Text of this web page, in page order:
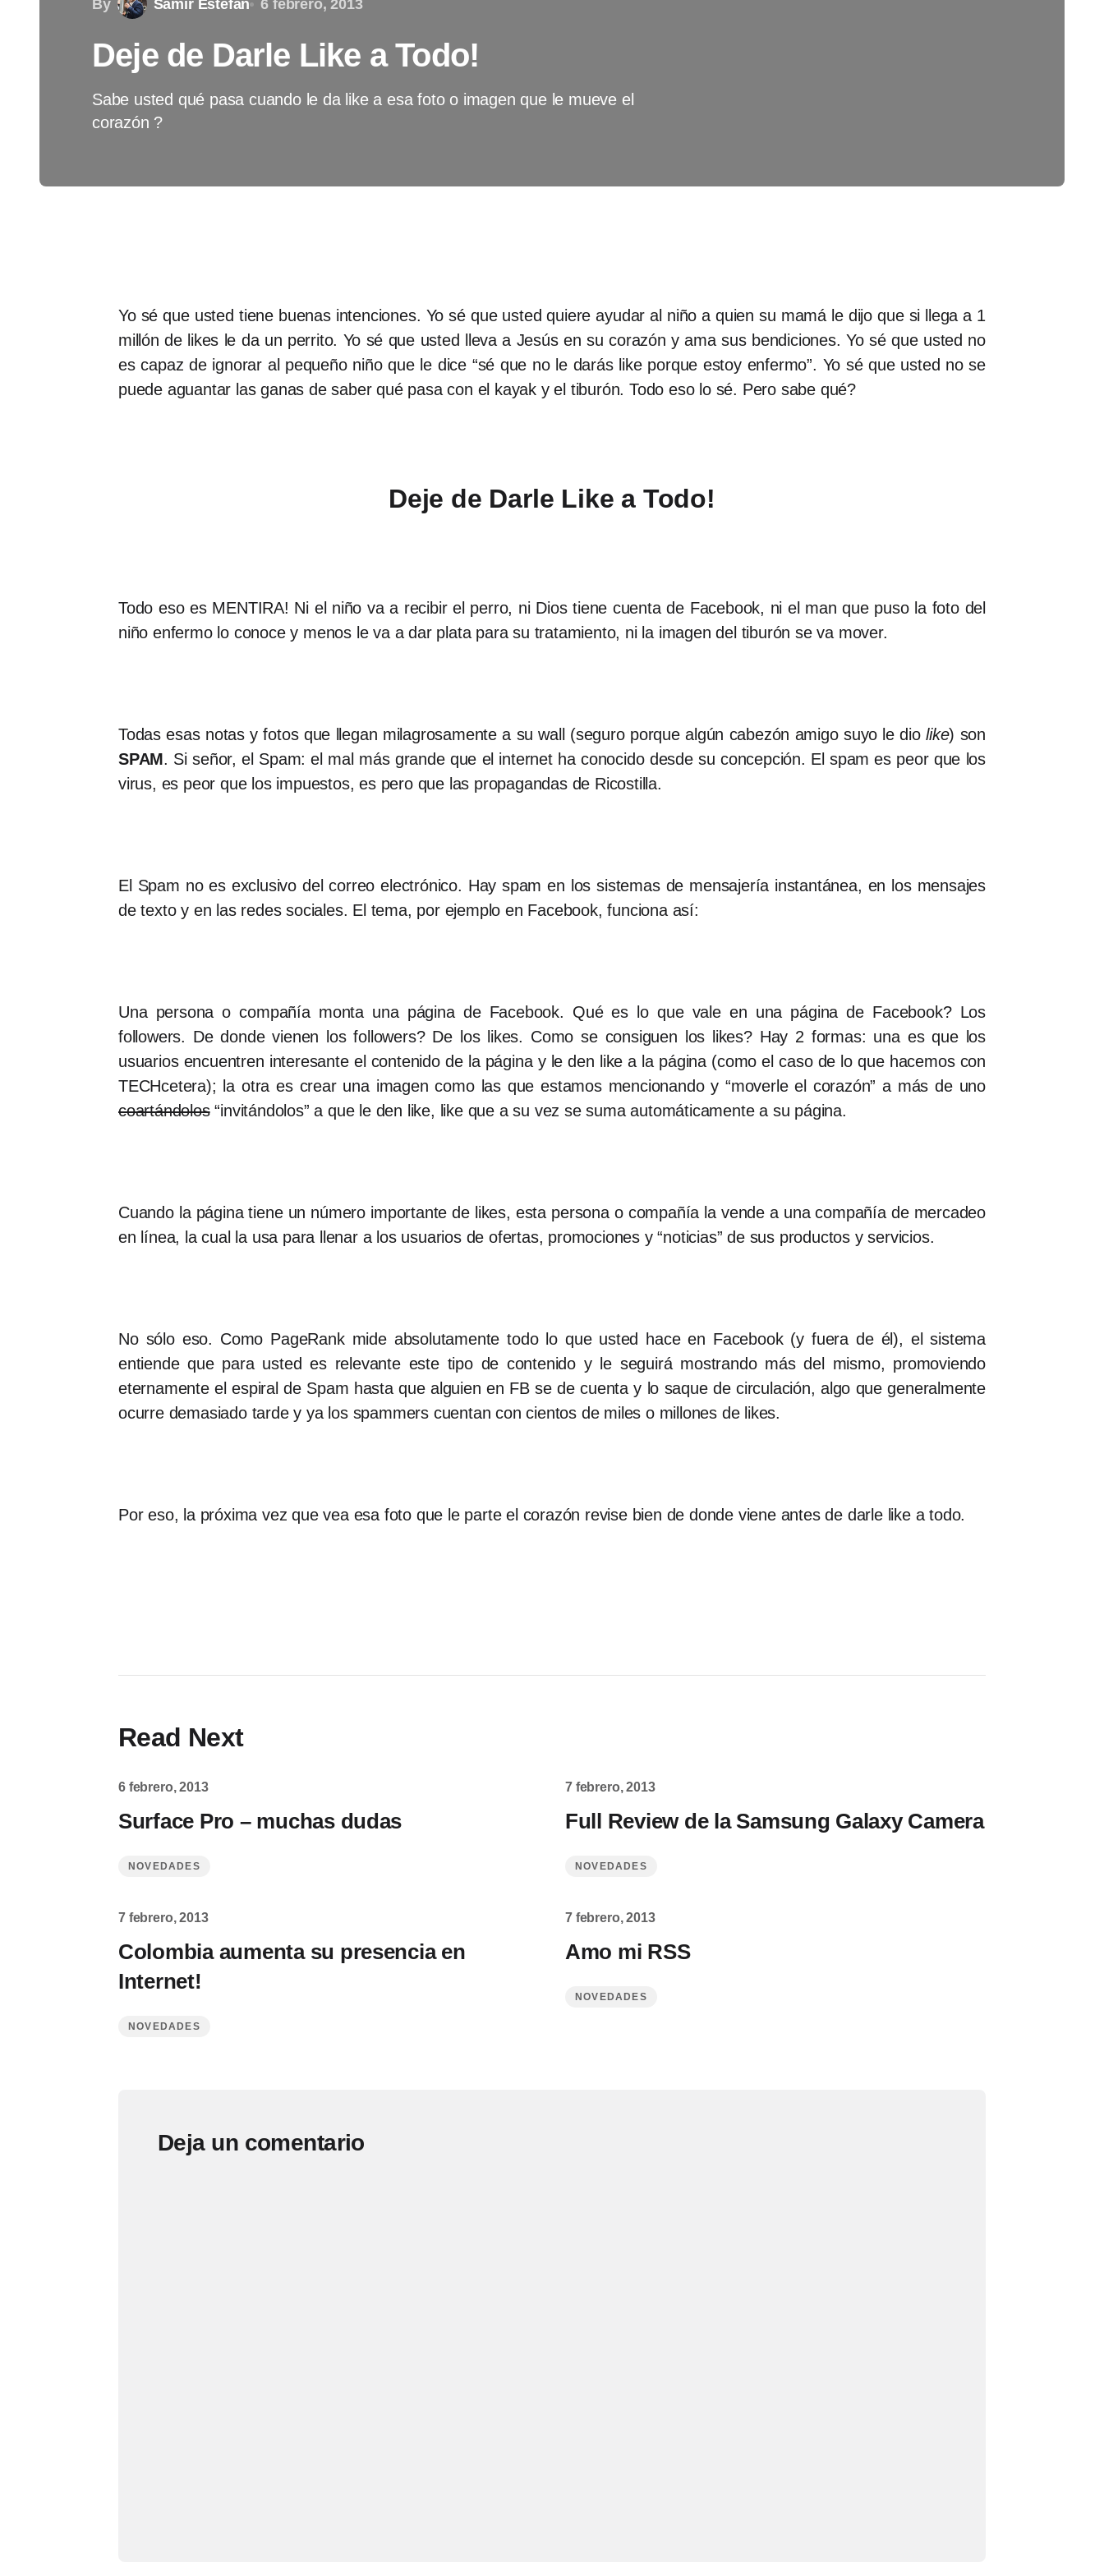
By Samir Estefan 6 febrero, 2013
Deje de Darle Like a Todo!
Sabe usted qué pasa cuando le da like a esa foto o imagen que le mueve el
corazón ?
Yo sé que usted tiene buenas intenciones. Yo sé que usted quiere ayudar al niño a quien su mamá le dijo que si llega a 1
millón de likes le da un perrito. Yo sé que usted lleva a Jesús en su corazón y ama sus bendiciones. Yo sé que usted no
es capaz de ignorar al pequeño niño que le dice “sé que no le darás like porque estoy enfermo”. Yo sé que usted no se
puede aguantar las ganas de saber qué pasa con el kayak y el tiburón. Todo eso lo sé. Pero sabe qué?
Deje de Darle Like a Todo!
Todo eso es MENTIRA! Ni el niño va a recibir el perro, ni Dios tiene cuenta de Facebook, ni el man que puso la foto del
niño enfermo lo conoce y menos le va a dar plata para su tratamiento, ni la imagen del tiburón se va mover.
Todas esas notas y fotos que llegan milagrosamente a su wall (seguro porque algún cabezón amigo suyo le diolike) son
SPAM. Si señor, el Spam: el mal más grande que el internet ha conocido desde su concepción. El spam es peor que los
virus, es peor que los impuestos, es pero que las propagandas de Ricostilla.
El Spam no es exclusivo del correo electrónico. Hay spam en los sistemas de mensajería instantánea, en los mensajes
de texto y en las redes sociales. El tema, por ejemplo en Facebook, funciona así:
Una persona o compañía monta una página de Facebook. Qué es lo que vale en una página de Facebook? Los
followers. De donde vienen los followers? De los likes. Como se consiguen los likes? Hay 2 formas: una es que los
usuarios encuentren interesante el contenido de la página y le den like a la página (como el caso de lo que hacemos con
TECHcetera); la otra es crear una imagen como las que estamos mencionando y “moverle el corazón” a más de uno
coartándolos“invitándolos” a que le den like, like que a su vez se suma automáticamente a su página.
Cuando la página tiene un número importante de likes, esta persona o compañía la vende a una compañía de mercadeo
en línea, la cual la usa para llenar a los usuarios de ofertas, promociones y “noticias” de sus productos y servicios.
No sólo eso. Como PageRank mide absolutamente todo lo que usted hace en Facebook (y fuera de él), el sistema
entiende que para usted es relevante este tipo de contenido y le seguirá mostrando más del mismo, promoviendo
eternamente el espiral de Spam hasta que alguien en FB se de cuenta y lo saque de circulación, algo que generalmente
ocurre demasiado tarde y ya los spammers cuentan con cientos de miles o millones de likes.
Por eso, la próxima vez que vea esa foto que le parte el corazón revise bien de donde viene antes de darle like a todo.
Read Next
6 febrero, 2013
Surface Pro – muchas dudas
NOVEDADES
7 febrero, 2013
Full Review de la Samsung Galaxy Camera
NOVEDADES
7 febrero, 2013
Colombia aumenta su presencia en
Internet!
NOVEDADES
7 febrero, 2013
Amo mi RSS
NOVEDADES
Deja un comentario